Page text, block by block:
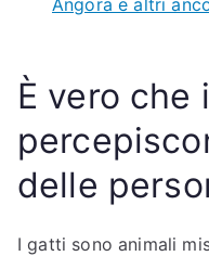
È vero che
delle
I gatti sono animali